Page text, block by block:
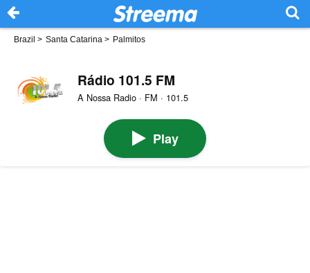
Brazil > Santa Catarina > Palmitos
Rádio 101.5 FM
A Nossa Radio · FM · 101.5
Play